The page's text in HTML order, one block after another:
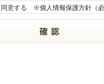
意する ※個人情報保護方針（必